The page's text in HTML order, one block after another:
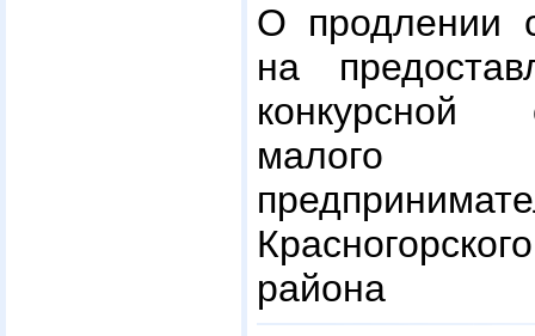
О продлении
на
конкурсной
малого
района